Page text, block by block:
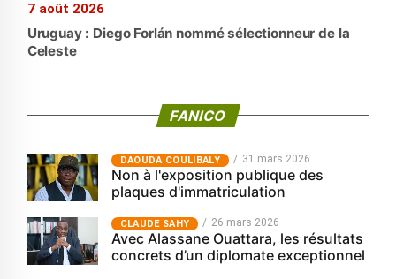
7 août 2026
Uruguay : Diego Forlán nommé sélectionneur de la
Celeste
FANICO
‎DAOUDA COULIBALY 31 mars 2026
Non à l'exposition publique des
plaques d'immatriculation
CLAUDE SAHY 26 mars 2026
Avec Alassane Ouattara, les résultats
concrets d’un diplomate exceptionnel